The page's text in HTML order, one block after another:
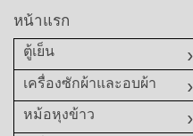
หน้าแรก
ตู้เย็น
เครื่องซักผ้าและอบผ้า
หม้อหุงข้าว